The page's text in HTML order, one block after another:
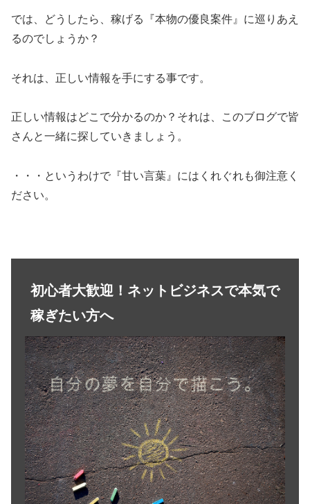
では、どうしたら、稼げる『本物の優良案件』に巡りあえ
るのでしょうか？
それは、正しい情報を手にする事です。
正しい情報はどこで分かるのか？それは、このブログで皆
さんと一緒に探していきましょう。
・・・というわけで『甘い言葉』にはくれぐれも御注意く
ださい。
初心者大歓迎！ネットビジネスで本気で
稼ぎたい方へ